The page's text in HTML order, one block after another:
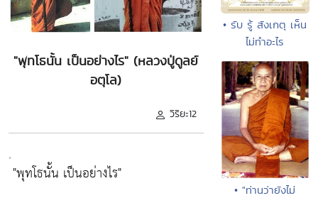
"พุทโธนั้น เป็นอย่างไร" (หลวงปู่ดูลย์
อตุโล)
วิริยะ12
.
"พุทโธนั้น เป็นอย่างไร"
• รับ รู้ สังเกตุ เห็น
ไม่ทำอะไร
• "ท่านว่ายังไม่